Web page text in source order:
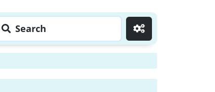
Search